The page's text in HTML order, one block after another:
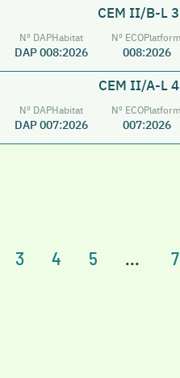
CEM II/B-L
Nº DAPHabitat
DAP 008:2026
Nº ECOPlatform
008:2026
CEM II/A-L
Nº DAPHabitat
DAP 007:2026
Nº ECOPlatform
007:2026
3 4 5 ... 7